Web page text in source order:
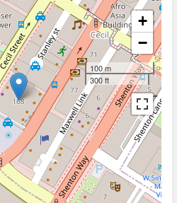
+
−
100 m
300 ft